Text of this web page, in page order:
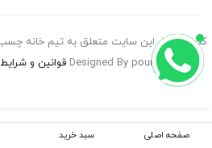
Designed By pouryan 2026 قوانین و شرایط
صفحه اصلی سبد خرید